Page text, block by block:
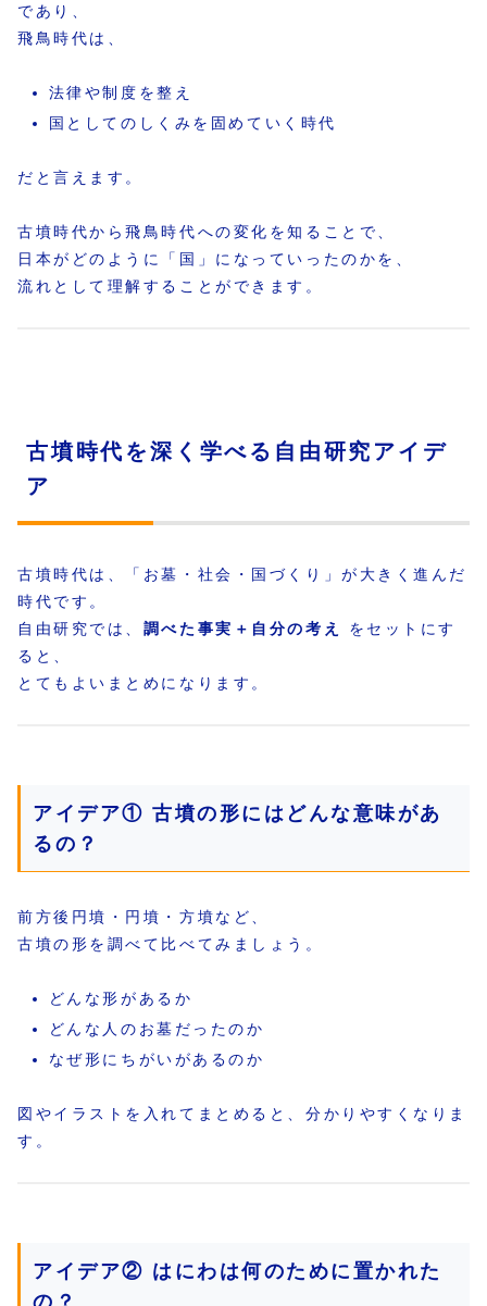
であり、
飛鳥時代は、
法律や制度を整え
国としてのしくみを固めていく時代
だと言えます。
古墳時代から飛鳥時代への変化を知ることで、
日本がどのように「国」になっていったのかを、
流れとして理解することができます。
古墳時代を深く学べる自由研究アイデ
ア
古墳時代は、「お墓・社会・国づくり」が大きく進んだ
時代です。
自由研究では、 調べた事実＋自分の考え
をセットにす
ると、
とてもよいまとめになります。
アイデア① 古墳の形にはどんな意味があ
るの？
前方後円墳・円墳・方墳など、
古墳の形を調べて比べてみましょう。
どんな形があるか
どんな人のお墓だったのか
なぜ形にちがいがあるのか
図やイラストを入れてまとめると、分かりやすくなりま
す。
アイデア② はにわは何のために置かれた